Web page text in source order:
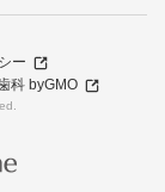
ー
科 byGMO